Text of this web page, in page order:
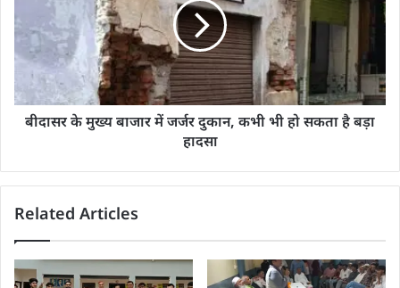
बीदासर के मुख्य बाजार में जर्जर दुकान, कभी भी हो सकता है बड़ा
हादसा
Related Articles